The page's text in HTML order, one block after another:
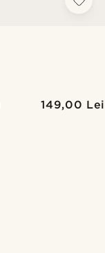
149,00 Lei